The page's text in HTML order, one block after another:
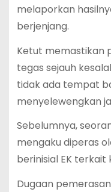
melaporkan
berjenjang.
Ketut memastikan
tegas sejauh
tidak ada tempat
menyelewengkan
Sebelumnya,
mengaku diperas
berinisial EK terkait
Dugaan